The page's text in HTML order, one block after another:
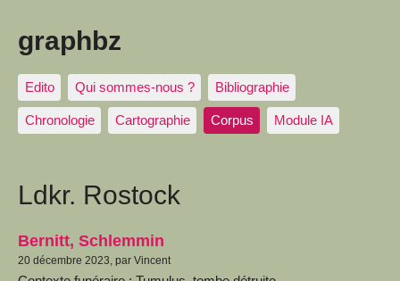
graphbz
Edito Qui sommes-nous ? Bibliographie
Chronologie Cartographie Corpus Module IA
Ldkr. Rostock
Bernitt, Schlemmin
20 décembre 2023, par Vincent